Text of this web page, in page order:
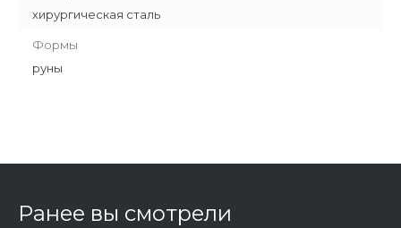
хирургическая сталь
Формы
руны
Ранее вы смотрели